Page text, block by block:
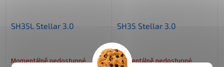
SH35L Stellar 3.0
Momentálně nedostupné
SH35 Stellar 3.0
Momentálně nedostupné